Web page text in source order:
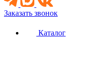
Заказать звонок
Каталог